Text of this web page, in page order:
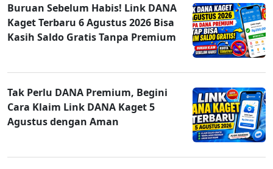
Buruan Sebelum Habis! Link DANA
Kaget Terbaru 6 Agustus 2026 Bisa
Kasih Saldo Gratis Tanpa Premium
Tak Perlu DANA Premium, Begini
Cara Klaim Link DANA Kaget 5
Agustus dengan Aman